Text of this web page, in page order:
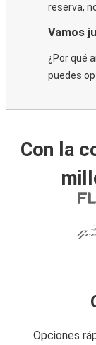
reserva,
Vamos
¿Por qué
puedes
Con la
Opciones